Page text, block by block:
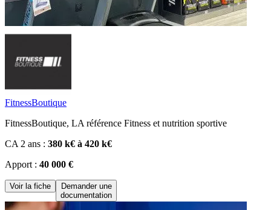
FitnessBoutique
FitnessBoutique, LA référence Fitness et nutrition sportive
CA 2 ans : 380 k€ à 420 k€
Apport : 40 000 €
Voir la fiche
Demander une
documentation